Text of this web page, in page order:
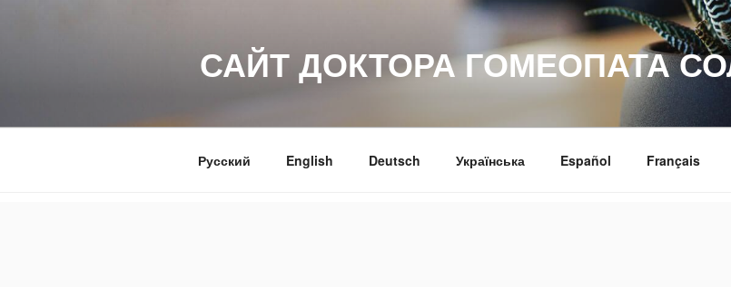
САЙТ ДОКТОРА ГОМЕОПАТА
Русский English Deutsch Українська Español Français